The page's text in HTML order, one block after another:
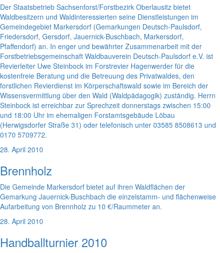
Der Staatsbetrieb Sachsenforst/Forstbezirk Oberlausitz bietet
Waldbesitzern und Waldinteressierten seine Dienstleistungen im
Gemeindegebiet Markersdorf (Gemarkungen Deutsch-Paulsdorf,
Friedersdorf, Gersdorf, Jauernick-Buschbach, Markersdorf,
Pfaffendorf) an. In enger und bewährter Zusammenarbeit mit der
Forstbetriebsgemeinschaft Waldbauverein Deutsch-Paulsdorf e.V. ist
Revierleiter Uwe Steinbock im Forstrevier Hagenwerder für die
kostenfreie Beratung und die Betreuung des Privatwaldes, den
forstlichen Revierdienst im Körperschaftswald sowie im Bereich der
Wissensvermittlung über den Wald (Waldpädagogik) zuständig. Herrn
Steinbock ist erreichbar zur Sprechzeit donnerstags zwischen 15:00
und 18:00 Uhr im ehemaligen Forstamtsgebäude Löbau
(Herwigsdorfer Straße 31) oder telefonisch unter 03585 8508613 und
0170 5709772.
28. April 2010
Brennholz
Die Gemeinde Markersdorf bietet auf ihren Waldflächen der
Gemarkung Jauernick-Buschbach die einzelstamm- und flächenweise
Aufarbeitung von Brennholz zu 10 €/Raummeter an.
28. April 2010
Handballturnier 2010